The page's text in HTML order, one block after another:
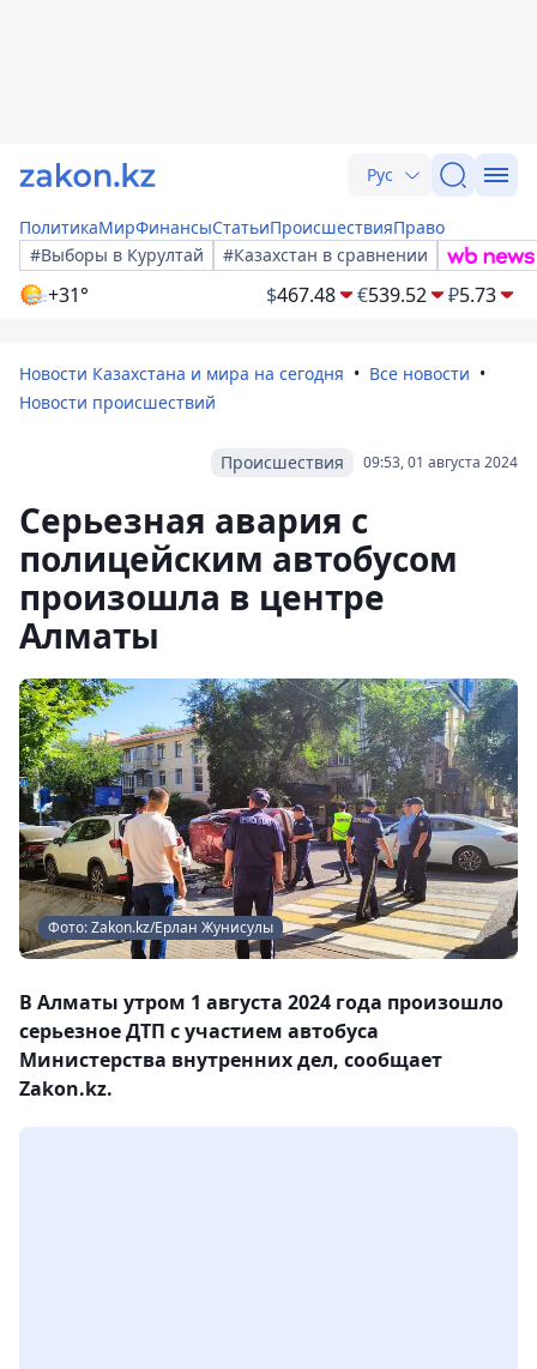
Рус
ПолитикаМирФинансыСтатьиПроисшествияПраво
#Выборы в Курултай
#Казахстан в сравнении
+31° $467.48 €539.52 ₽5.73
Новости Казахстана и мира на сегодня
Все новости
Новости происшествий
09:53, 01 августа 2024
Происшествия
Серьезная авария с
полицейским автобусом
произошла в центре
Алматы
Фото: Zakon.kz/Ерлан Жунисулы
В Алматы утром 1 августа 2024 года произошло
серьезное ДТП с участием автобуса
Министерства внутренних дел, сообщает
Zakon.kz.